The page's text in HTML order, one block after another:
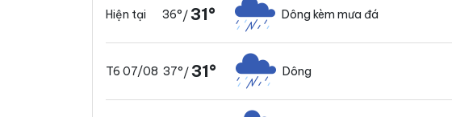
Hiện tại 36°/31° Dông kèm mưa đá
T6 07/08 37°/31° Dông